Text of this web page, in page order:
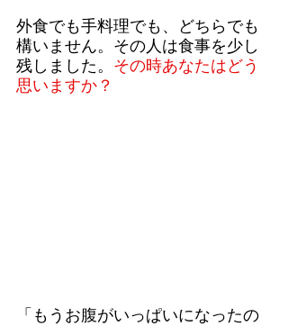
外食でも手料理でも、どちらでも
構いません。その人は食事を少し
残しました。 その時あなたはどう
思いますか？
「もうお腹がいっぱいになったの